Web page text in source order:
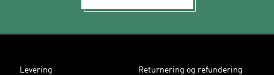
Levering Returnering og refundering